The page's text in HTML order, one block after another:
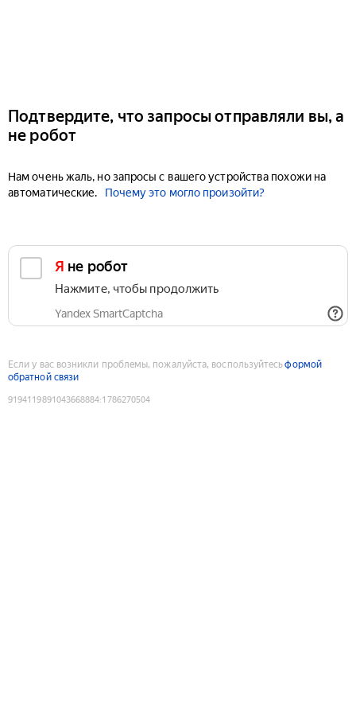
Подтвердите, что запросы отправляли вы, а
не робот
Нам очень жаль, но запросы с вашего устройства похожи на
автоматические.
Почему это могло произойти?
Я не робот
Нажмите, чтобы продолжить
Yandex SmartCaptcha
Если у вас возникли проблемы, пожалуйста, воспользуйтесьформой
обратной связи
9194119891043668884:1786270504